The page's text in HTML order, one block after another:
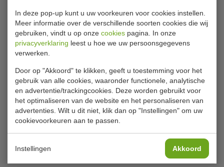
In deze pop-up kunt u uw voorkeuren voor cookies instellen.
Meer informatie over de verschillende soorten cookies die wij
gebruiken, vindt u op onze cookies pagina. In onze
privacyverklaring leest u hoe we uw persoonsgegevens
verwerken.
Door op "Akkoord" te klikken, geeft u toestemming voor het
gebruik van alle cookies, waaronder functionele, analytische
en advertentie/trackingcookies. Deze worden gebruikt voor
het optimaliseren van de website en het personaliseren van
advertenties. Wilt u dit niet, klik dan op "Instellingen" om uw
cookievoorkeuren aan te passen.
Instellingen Akkoord
Bijlages
manuel ned306054_nl.pdf
Specificaties
Model
Deli 1
B x D x H
66 x 47 x 64 cm
B x D planchet in het midden
63 x 37 cm
63 x 34 cm
B x D planchet onder
63 x 40 cm